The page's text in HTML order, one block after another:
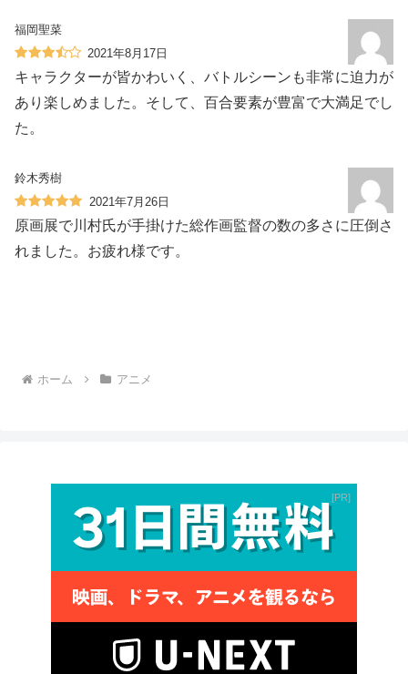
福岡聖菜
2021年8月17日
キャラクターが皆かわいく、バトルシーンも非常に迫力が
あり楽しめました。そして、百合要素が豊富で大満足でし
た。
鈴木秀樹
2021年7月26日
原画展で川村氏が手掛けた総作画監督の数の多さに圧倒さ
れました。お疲れ様です。
ホーム アニメ
PR